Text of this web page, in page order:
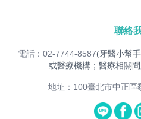
聯絡
電話：02-7744-8587(牙醫小幫
或醫療機構；醫療相關
地址：100臺北市中正區